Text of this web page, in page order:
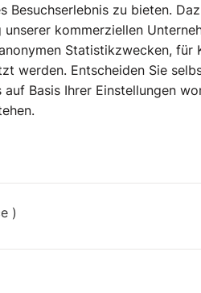
alten Israel. „Ich
in Sack und
Nehemia
dieses
das Haupt
die Leute
Bußgewänder
ruft einen
des HERRN,
Joel (Kapitel
ruf alle Juden
lang nichts!
zu bieten.
kommerziellen
Statistikzwecken, für
werden. Entscheiden Sie
Basis Ihrer Einstellungen
)